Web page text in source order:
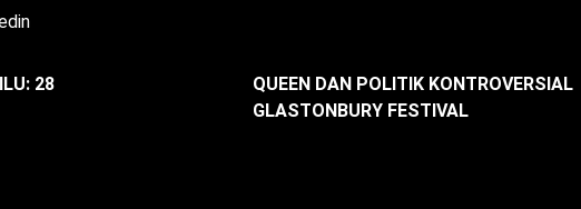
28
QUEEN DAN POLITIK KONTROVERSIAL
GLASTONBURY FESTIVAL